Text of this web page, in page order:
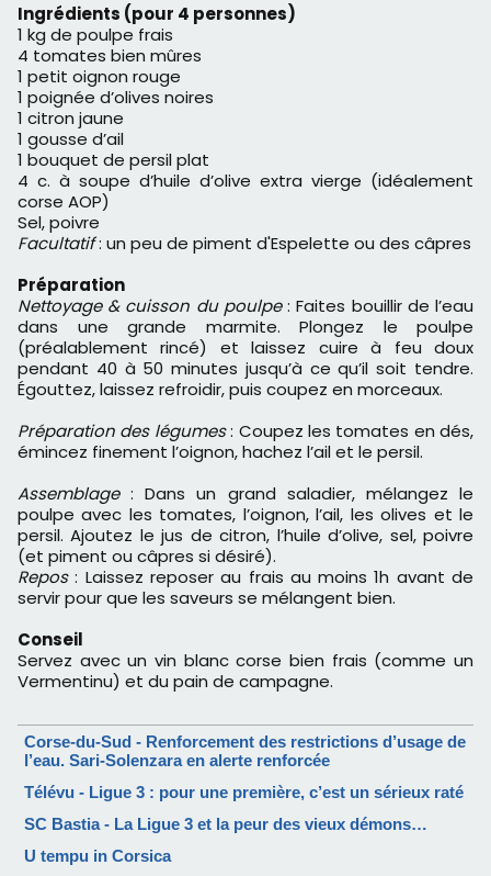
Ingrédients (pour 4 personnes)
1 kg de poulpe frais
4 tomates bien mûres
1 petit oignon rouge
1 poignée d’olives noires
1 citron jaune
1 gousse d’ail
1 bouquet de persil plat
4 c. à soupe d’huile d’olive extra vierge (idéalement
corse AOP)
Sel, poivre
Facultatif: un peu de piment d'Espelette ou des câpres
Préparation
Nettoyage & cuisson du poulpe: Faites bouillir de l’eau
dans une grande marmite. Plongez le poulpe
(préalablement rincé) et laissez cuire à feu doux
pendant 40 à 50 minutes jusqu’à ce qu’il soit tendre.
Égouttez, laissez refroidir, puis coupez en morceaux.
Préparation des légumes: Coupez les tomates en dés,
émincez finement l’oignon, hachez l’ail et le persil.
Assemblage: Dans un grand saladier, mélangez le
poulpe avec les tomates, l’oignon, l’ail, les olives et le
persil. Ajoutez le jus de citron, l’huile d’olive, sel, poivre
(et piment ou câpres si désiré).
Repos: Laissez reposer au frais au moins 1h avant de
servir pour que les saveurs se mélangent bien.
Conseil
Servez avec un vin blanc corse bien frais (comme un
Vermentinu) et du pain de campagne.
Corse-du-Sud - Renforcement des restrictions d’usage de
l’eau. Sari-Solenzara en alerte renforcée
Télévu - Ligue 3 : pour une première, c’est un sérieux raté
SC Bastia - La Ligue 3 et la peur des vieux démons…
U tempu in Corsica